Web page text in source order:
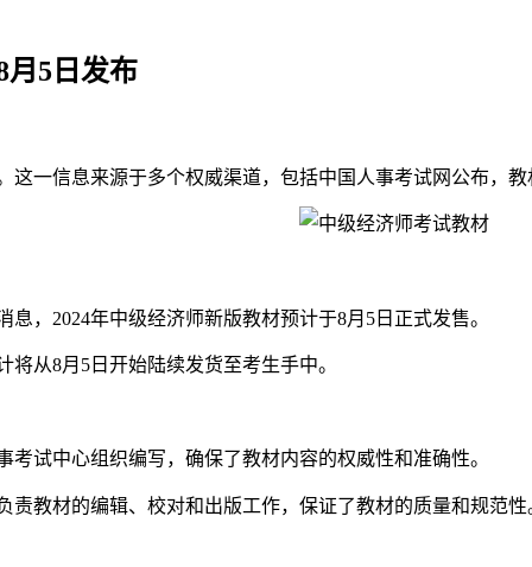
月5日发布
一信息来源于多个权威渠道，包括中国人事考试网公布，教
2024年中级经济师新版教材预计于8月5日正式发售。
从8月5日开始陆续发货至考生手中。
试中心组织编写，确保了教材内容的权威性和准确性。
教材的编辑、校对和出版工作，保证了教材的质量和规范性